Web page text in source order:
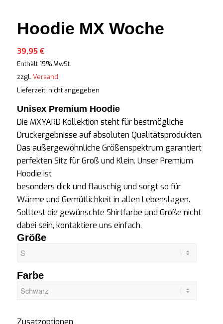
Hoodie MX Woche
39,95 €
Enthält 19% MwSt.
zzgl. Versand
Lieferzeit: nicht angegeben
Unisex Premium Hoodie
Die MXYARD Kollektion steht für bestmögliche
Druckergebnisse auf absoluten Qualitätsprodukten.
Das außergewöhnliche Größenspektrum garantiert
perfekten Sitz für Groß und Klein. Unser Premium
Hoodie ist
besonders dick und flauschig und sorgt so für
Wärme und Gemütlichkeit in allen Lebenslagen.
Solltest die gewünschte Shirtfarbe und Größe nicht
dabei sein, kontaktiere uns einfach.
Größe
Farbe
Zusatzoptionen